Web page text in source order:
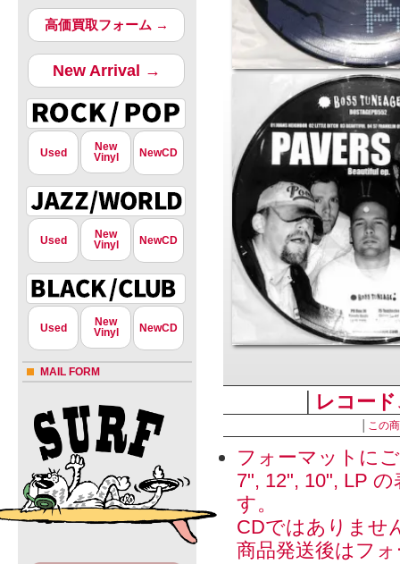
高価買取フォーム →
New Arrival →
Used
New
Vinyl
NewCD
Used
New
Vinyl
NewCD
Used
New
Vinyl
NewCD
MAIL FORM
レコー
この
フォーマットに
7", 12", 10", LP
す。
CDではありませ
商品発送後はフ